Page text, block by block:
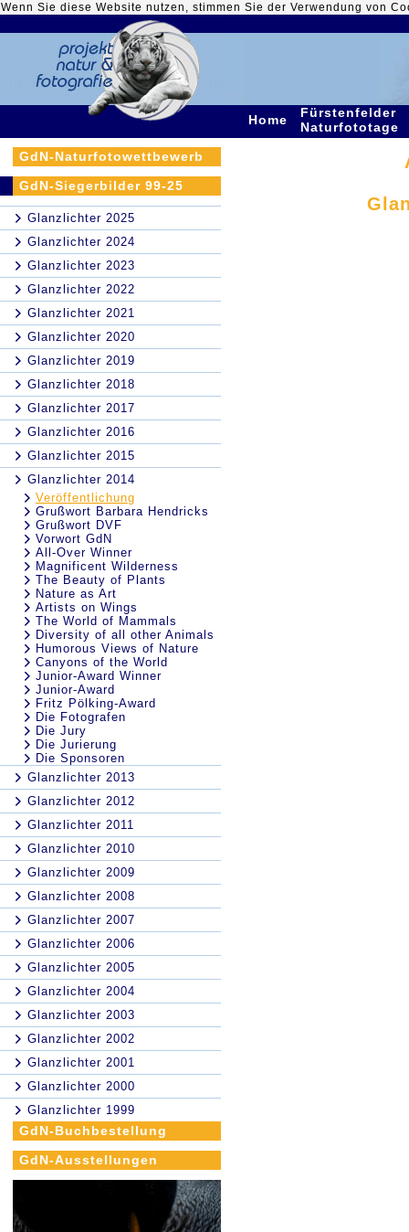
Wenn Sie diese Website nutzen, stimmen Sie der Verwendung von
Home
Fürstenfelder
Naturfototage
GdN-Naturfotowettbewerb
GdN-Siegerbilder 99-25
Glanzlichter 2025
Glanzlichter 2024
Glanzlichter 2023
Glanzlichter 2022
Glanzlichter 2021
Glanzlichter 2020
Glanzlichter 2019
Glanzlichter 2018
Glanzlichter 2017
Glanzlichter 2016
Glanzlichter 2015
Glanzlichter 2014
Veröffentlichung
Grußwort Barbara Hendricks
Grußwort DVF
Vorwort GdN
All-Over Winner
Magnificent Wilderness
The Beauty of Plants
Nature as Art
Artists on Wings
The World of Mammals
Diversity of all other Animals
Humorous Views of Nature
Canyons of the World
Junior-Award Winner
Junior-Award
Fritz Pölking-Award
Die Fotografen
Die Jury
Die Jurierung
Die Sponsoren
Glanzlichter 2013
Glanzlichter 2012
Glanzlichter 2011
Glanzlichter 2010
Glanzlichter 2009
Glanzlichter 2008
Glanzlichter 2007
Glanzlichter 2006
Glanzlichter 2005
Glanzlichter 2004
Glanzlichter 2003
Glanzlichter 2002
Glanzlichter 2001
Glanzlichter 2000
Glanzlichter 1999
GdN-Buchbestellung
GdN-Ausstellungen